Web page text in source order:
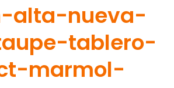
alta-nueva-
tablero-
marmol-